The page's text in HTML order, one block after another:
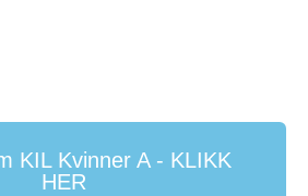
KIL Kvinner A - KLIKK
HER